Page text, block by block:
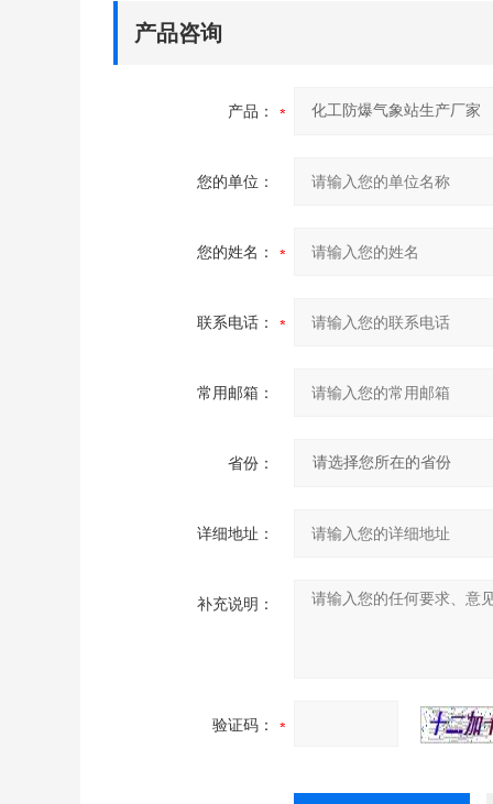
产品咨询
产品：
您的单位：
您的姓名：
联系电话：
常用邮箱：
省份：
详细地址：
补充说明：
验证码：